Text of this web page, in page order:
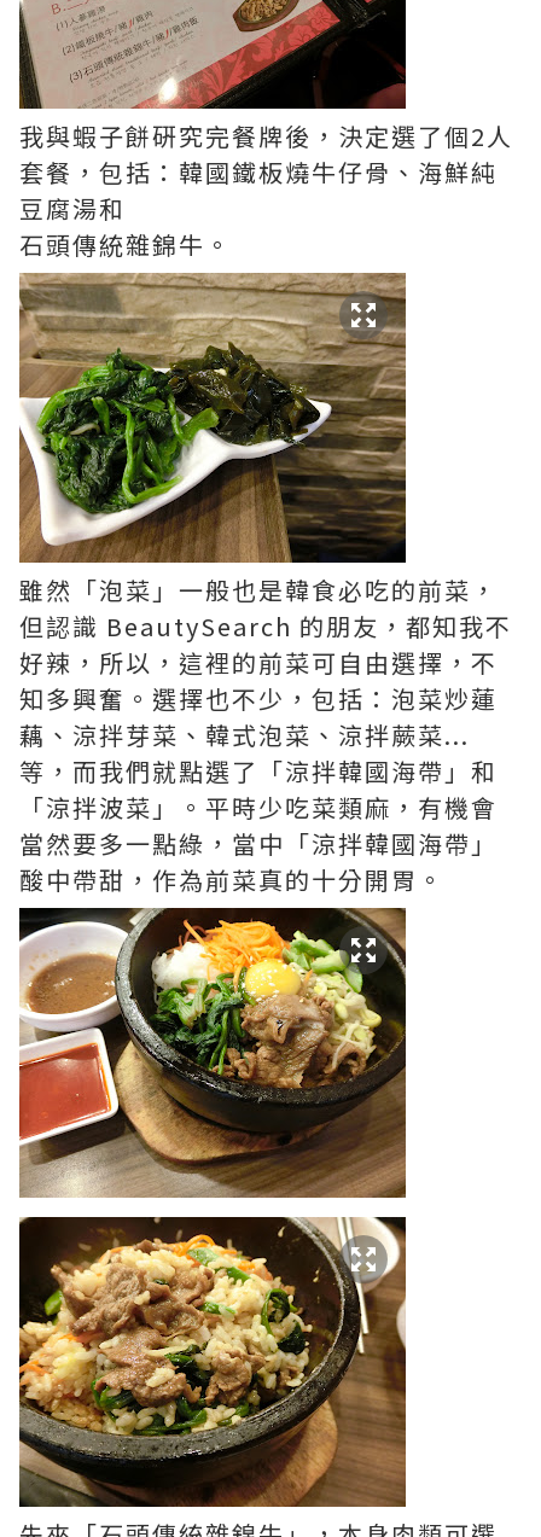
我與蝦子餅硏究完餐牌後，決定選了個2人
套餐，包括：韓國鐵板燒牛仔骨、海鮮純
豆腐湯和
石頭傳統雜錦牛。
雖然「泡菜」一般也是韓食必吃的前菜，
但認識 BeautySearch 的朋友，都知我不
好辣，所以，這裡的前菜可自由選擇，不
知多興奮。選擇也不少，包括：泡菜炒蓮
藕、涼拌芽菜、韓式泡菜、涼拌蕨菜...
等，而我們就點選了「涼拌韓國海帶」和
「涼拌波菜」。平時少吃菜類麻，有機會
當然要多一點綠，當中「涼拌韓國海帶」
酸中帶甜，作為前菜真的十分開胃。